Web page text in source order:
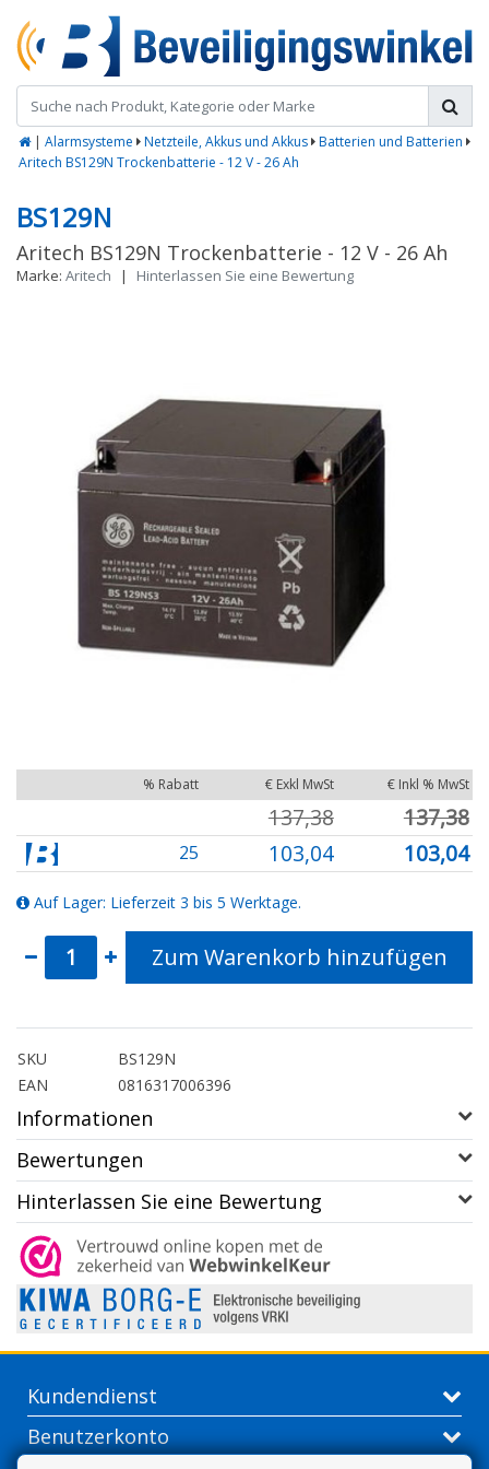
| Alarmsysteme Netzteile, Akkus und Akkus Batterien und Batterien
Aritech BS129N Trockenbatterie - 12 V - 26 Ah
BS129N
Aritech BS129N Trockenbatterie - 12 V - 26 Ah
Marke: Aritech | Hinterlassen Sie eine Bewertung
% Rabatt € Exkl MwSt € Inkl % MwSt
137,38 137,38
25 103,04 103,04
Auf Lager: Lieferzeit 3 bis 5 Werktage.
Zum Warenkorb hinzufügen
SKU
BS129N
EAN
0816317006396
Informationen
Bewertungen
Hinterlassen Sie eine Bewertung
Kundendienst
Benutzerkonto